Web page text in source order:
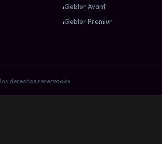
›Gebler Avant
›Gebler Premiur
derechos reservados